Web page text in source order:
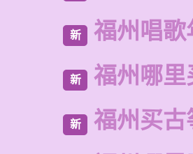
新 福州唱歌
新 福州哪里
新 福州买古